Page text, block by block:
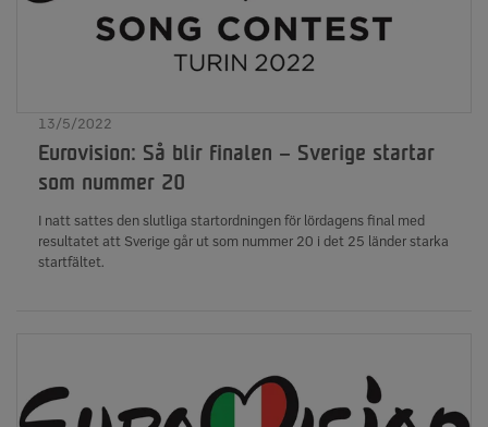
13/5/2022
Eurovision: Så blir finalen – Sverige startar
som nummer 20
I natt sattes den slutliga startordningen för lördagens final med
resultatet att Sverige går ut som nummer 20 i det 25 länder starka
startfältet.